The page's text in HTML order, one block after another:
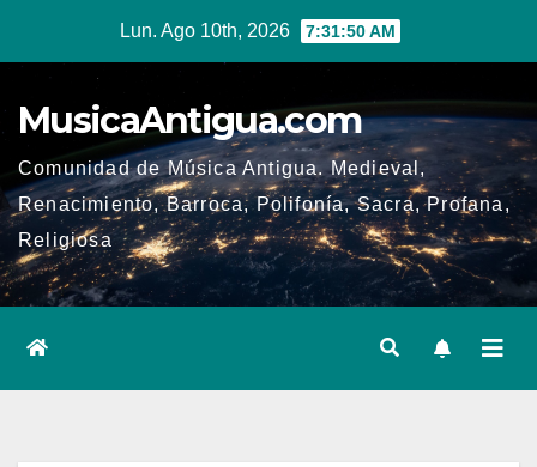
Lun. Ago 10th, 2026 7:31:51 AM
MusicaAntigua.com
Comunidad de Música Antigua. Medieval,
Renacimiento, Barroca, Polifonía, Sacra, Profana,
Religiosa